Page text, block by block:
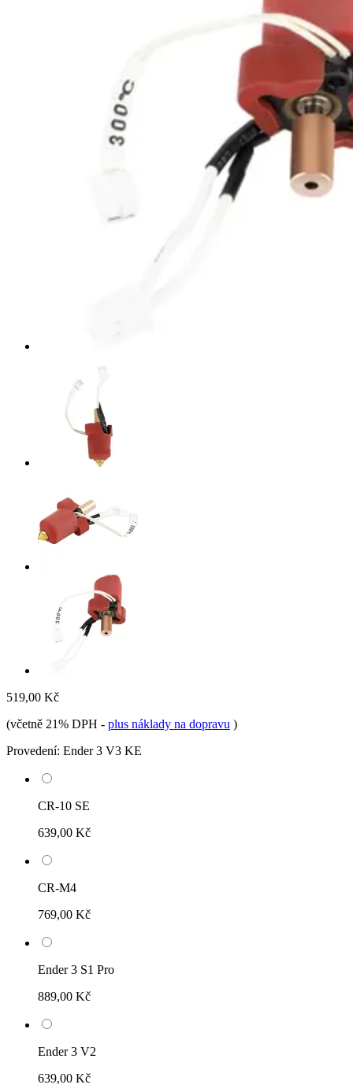
519,00 Kč
(včetně 21% DPH - plus náklady na dopravu )
Provedení: Ender 3 V3 KE
CR-10 SE
639,00 Kč
CR-M4
769,00 Kč
Ender 3 S1 Pro
889,00 Kč
Ender 3 V2
639,00 Kč